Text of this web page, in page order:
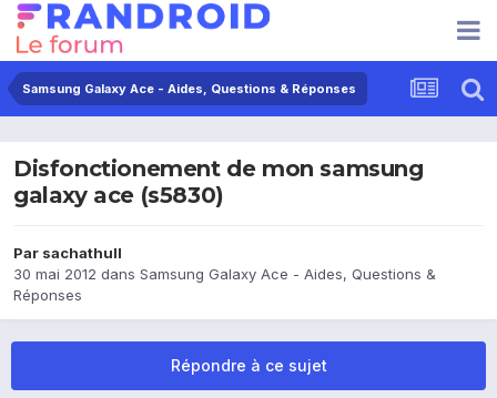
Samsung Galaxy Ace - Aides, Questions & Réponses
Disfonctionement de mon samsung
galaxy ace (s5830)
Par sachathull
30 mai 2012 dans Samsung Galaxy Ace - Aides, Questions &
Réponses
Répondre à ce sujet